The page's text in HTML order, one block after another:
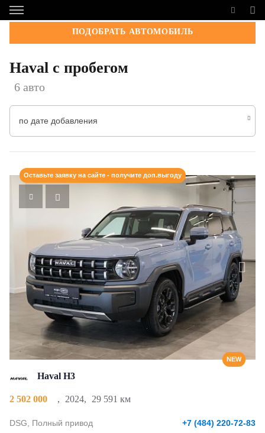
ПОДОБРАТЬ АВТОМОБИЛЬ
Haval с пробегом
6 авто
по дате добавления
NEW
Оставьте заявку на сайте - получите доп.выгоду
Haval H3
2 502 000 , 2024, 29 591 км
DSG, Полный привод +7 (484) 220-72-83